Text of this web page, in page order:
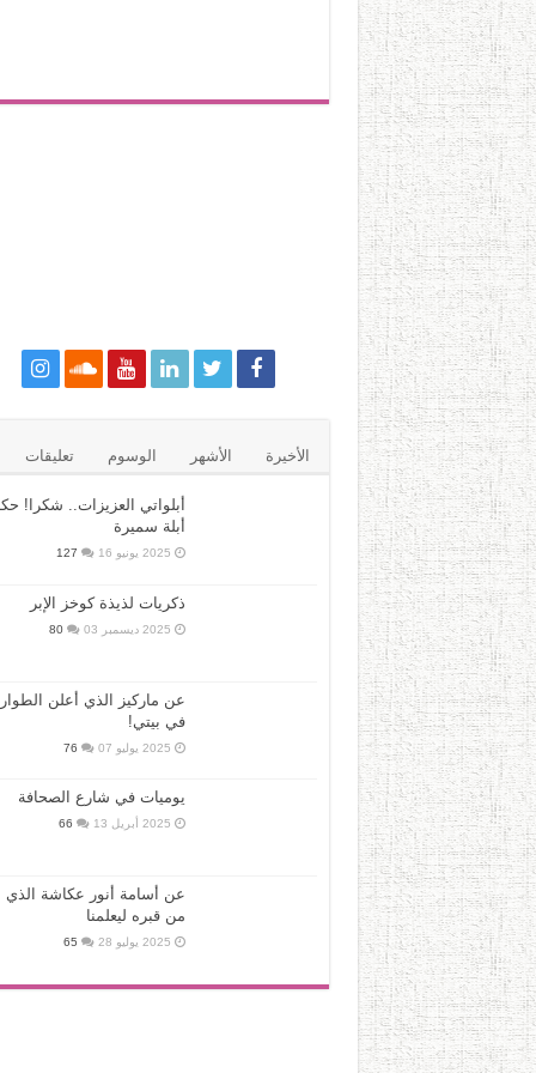
الأخيرة الأشهر الوسوم تعليقات
أبلواتي العزيزات.. شكرا!
أبلة سميرة
2025 يونيو 16 127
ذكريات لذيذة كوخز الإبر
2025 ديسمبر 03 80
عن ماركيز الذي أعلن
في بيتي!
2025 يوليو 07 76
يوميات في شارع الصحافة
2025 أبريل 13 66
عن أسامة أنور عكاشة الذي
من قبره ليعلمنا
2025 يوليو 28 65